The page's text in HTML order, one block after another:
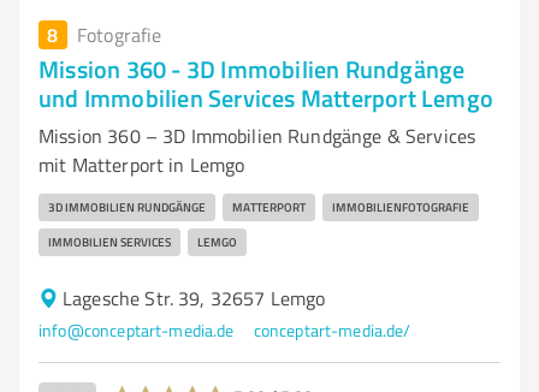
8 Fotografie
Mission 360 - 3D Immobilien Rundgänge
und Immobilien Services Matterport Lemgo
Mission 360 – 3D Immobilien Rundgänge & Services
mit Matterport in Lemgo
3D IMMOBILIEN RUNDGÄNGE MATTERPORT IMMOBILIENFOTOGRAFIE
IMMOBILIEN SERVICES LEMGO
Lagesche Str. 39, 32657 Lemgo
info@conceptart-media.de conceptart-media.de/